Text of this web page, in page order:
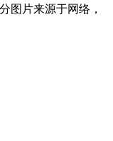
图片来源于网络，